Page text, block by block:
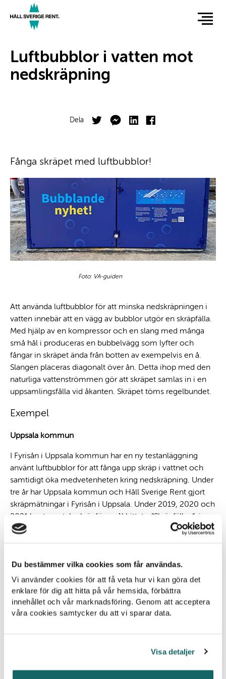
Du bestämmer vilka cookies som får användas.
Vi använder cookies för att få veta hur vi kan göra det
enklare för dig att hitta på vår hemsida, förbättra
innehållet och vår marknadsföring. Genom att acceptera
våra cookies samtycker du att vi sparar data.
Visa detaljer
huvudinnehåll
HeroLuftbubblor i vatten mot
nedskräpning
Dela
Fånga skräpet med luftbubblor!
Foto: VA-guiden
Att använda luftbubblor för att minska nedskräpningen i
vatten innebär att en vägg av bubblor utgör en skräpfälla.
Med hjälp av en kompressor och en slang med många
små hål i produceras en bubbelvägg som lyfter och
fångar in skräpet ända från botten av exempelvis en å.
Slangen placeras diagonalt över ån. Detta ihop med den
naturliga vattenströmmen gör att skräpet samlas in i en
uppsamlingsfålla vid åkanten. Skräpet töms regelbundet.
Exempel
Uppsala kommun
I Fyrisån i Uppsala kommun har en ny testanläggning
använt luftbubblor för att fånga upp skräp i vattnet och
samtidigt öka medvetenheten kring nedskräpning. Under
tre år har Uppsala kommun och Håll Sverige Rent gjort
skräpmätningar i Fyrisån i Uppsala. Under 2019, 2020 och
2021 har tusentals skräpföremål hittats. ”Skräpfällan”, i
form av luftbubblor under vattnet, testades under ett antal
över skräpets vandring och dess konsekvenser.
Läs mer omskräpmätningarna i Fyrisån här.
År 2019 lanserades Bubble Barrier i Amsterdam för att